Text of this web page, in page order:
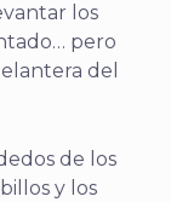
los
pero
del
de los
y los